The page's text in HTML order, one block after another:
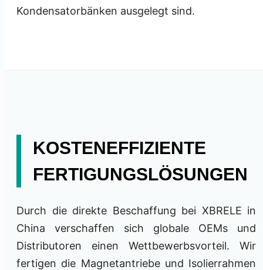
Kondensatorbänken ausgelegt sind.
KOSTENEFFIZIENTE
FERTIGUNGSLÖSUNGEN
Durch die direkte Beschaffung bei XBRELE in
China verschaffen sich globale OEMs und
Distributoren einen Wettbewerbsvorteil. Wir
fertigen die Magnetantriebe und Isolierrahmen